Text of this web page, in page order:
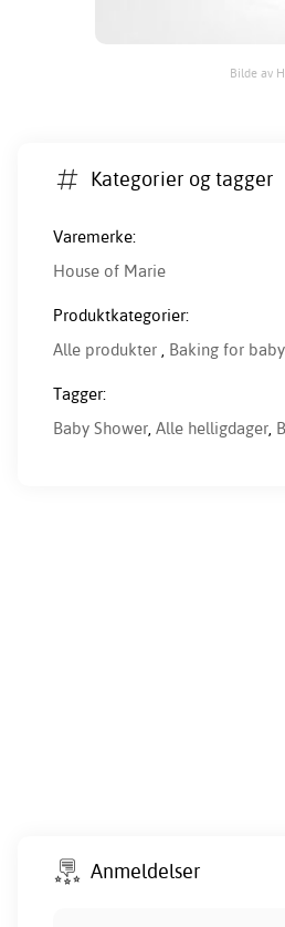
Bilde av
Kategorier og tagger
Varemerke:
House of Marie
Produktkategorier:
Alle produkter , Baking for
Tagger:
Baby Shower, Alle helligdager,
Anmeldelser